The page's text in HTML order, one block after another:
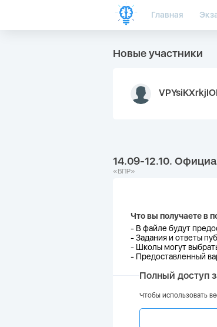
Главная
Новые участники
14.09-12.10.
«ВПР»
Что вы получаете в
- В файле будут
-Задания и ответы
- Школы могут
- Предоставленный
Полный доступ
Чтобы использовать